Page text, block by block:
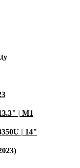
| M1
| 14"